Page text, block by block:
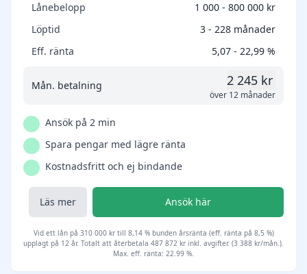
Lånebelopp
1 000 - 800 000 kr
Löptid
3 - 228 månader
Eff. ränta
5,07 - 22,99 %
Mån. betalning 2 245 kr
över 12 månader
Ansök på 2 min
Spara pengar med lägre ränta
Kostnadsfritt och ej bindande
Läs mer Ansök här
Vid ett lån på 310 000 kr till 8,14 % bunden årsränta (eff. ränta på 8,5 %)
upplagt på 12 år. Totalt att återbetala 487 872 kr inkl. avgifter. (3 388 kr/mån.).
Max. eff. ränta: 22.99 %.